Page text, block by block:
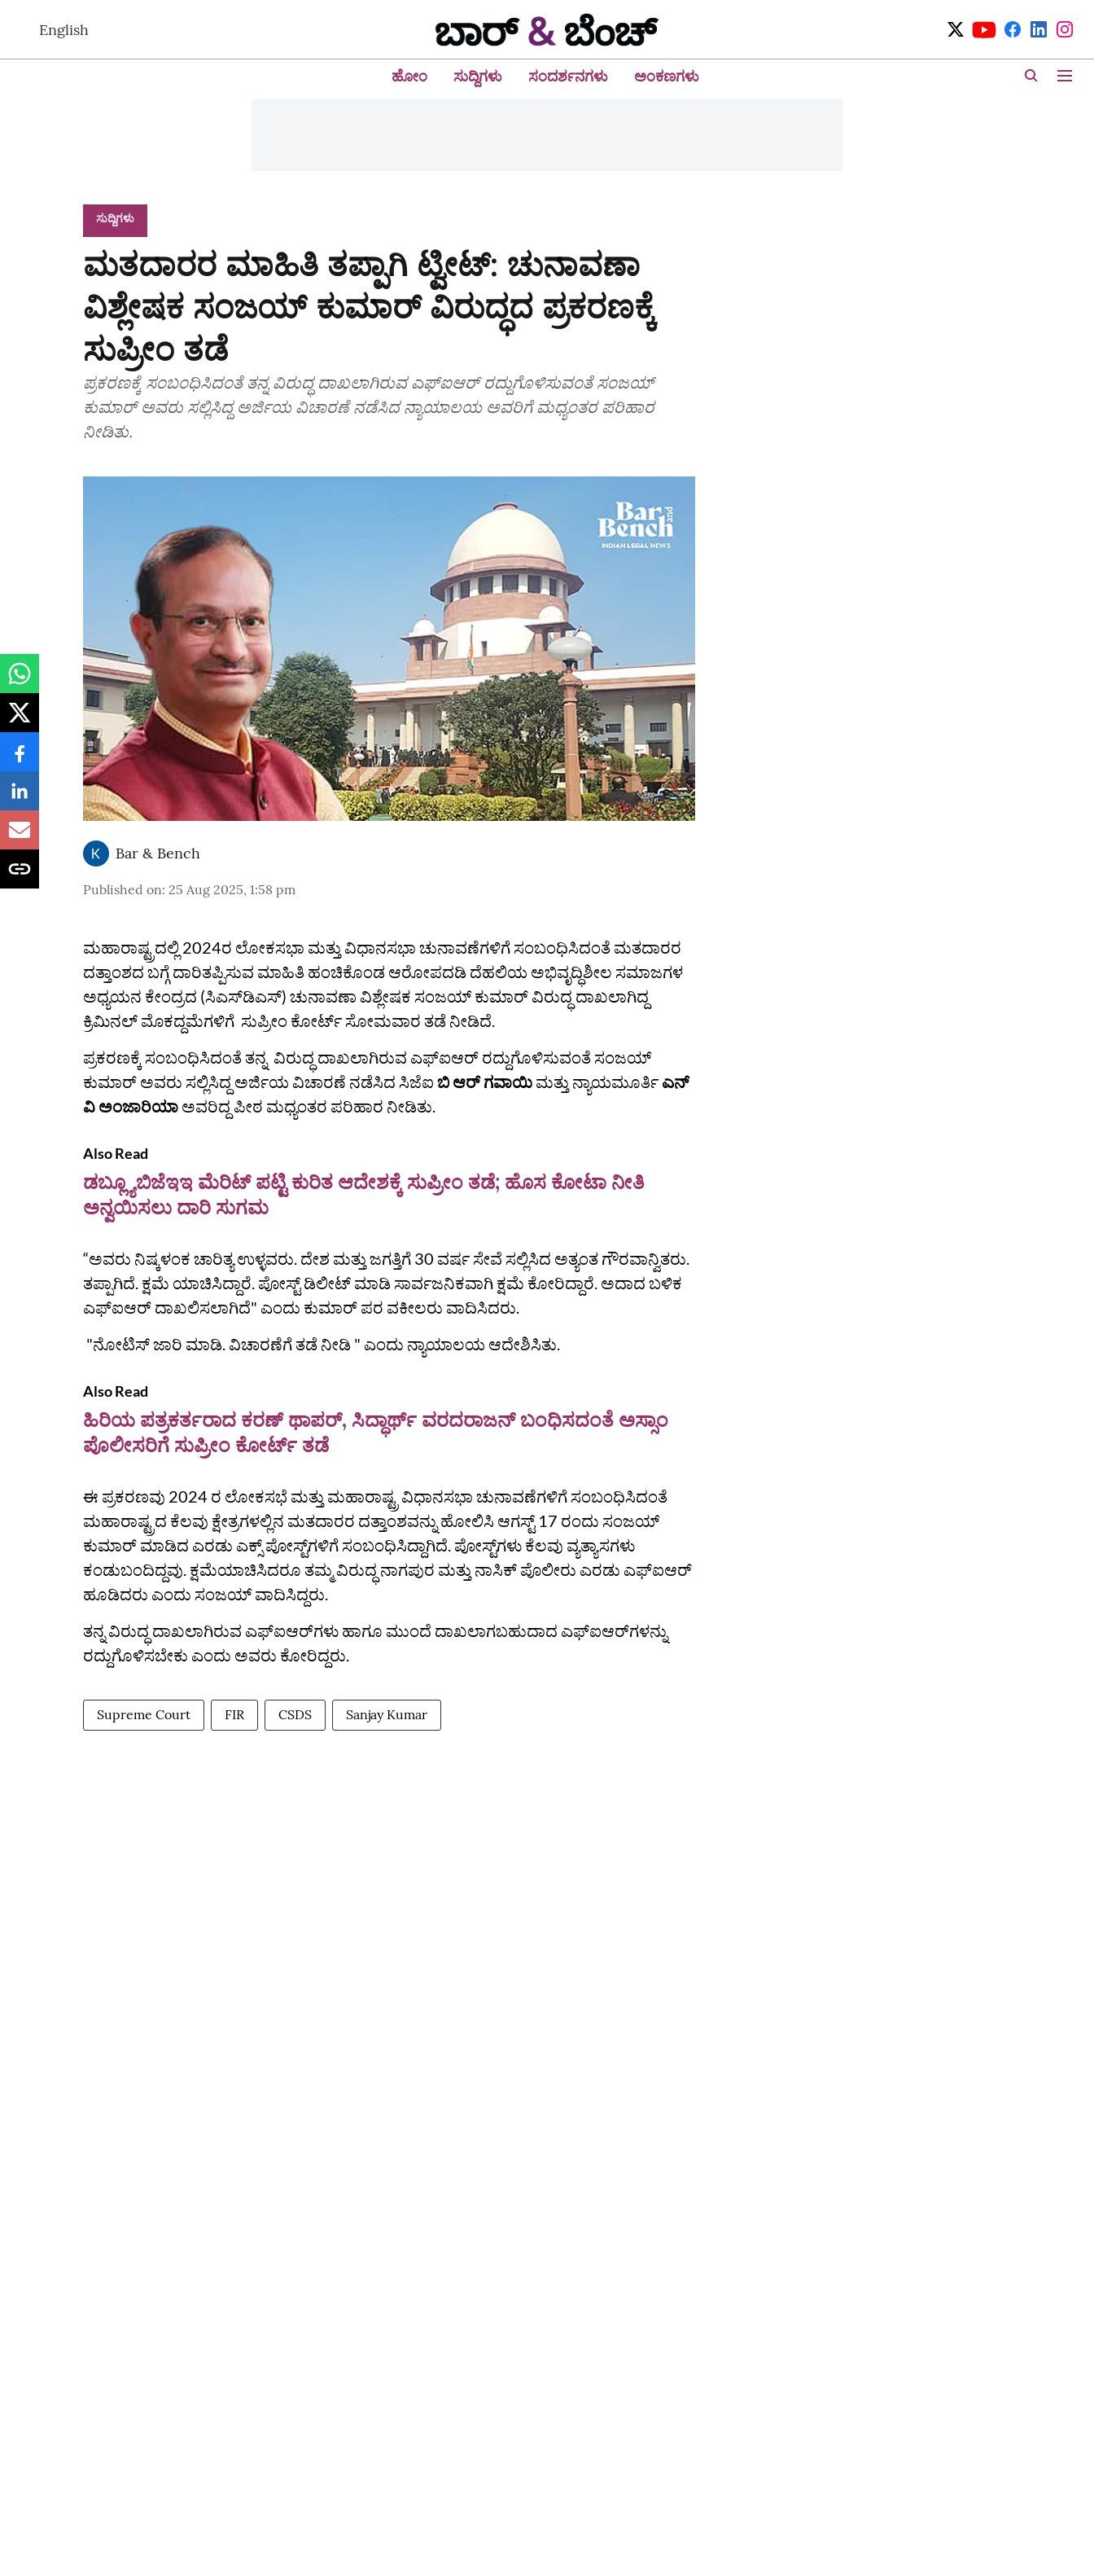
English
ಹೋಂ ಸುದ್ದಿಗಳು ಸಂದರ್ಶನಗಳು ಅಂಕಣಗಳು
ಸುದ್ದಿಗಳು
ಮತದಾರರ ಮಾಹಿತಿ ತಪ್ಪಾಗಿ ಟ್ವೀಟ್: ಚುನಾವಣಾ
ವಿಶ್ಲೇಷಕ ಸಂಜಯ್ ಕುಮಾರ್ ವಿರುದ್ಧದ ಪ್ರಕರಣಕ್ಕೆ
ಸುಪ್ರೀಂ ತಡೆ
ಪ್ರಕರಣಕ್ಕೆ ಸಂಬಂಧಿಸಿದಂತೆ ತನ್ನ ವಿರುದ್ಧ ದಾಖಲಾಗಿರುವ ಎಫ್ಐಆರ್ ರದ್ದುಗೊಳಿಸುವಂತೆ ಸಂಜಯ್
ಕುಮಾರ್ ಅವರು ಸಲ್ಲಿಸಿದ್ದ ಅರ್ಜಿಯ ವಿಚಾರಣೆ ನಡೆಸಿದ ನ್ಯಾಯಾಲಯ ಅವರಿಗೆ ಮಧ್ಯಂತರ ಪರಿಹಾರ
ನೀಡಿತು.
Bar & Bench
Published on: 25 Aug 2025, 1:58 pm
ಮಹಾರಾಷ್ಟ್ರದಲ್ಲಿ 2024ರ ಲೋಕಸಭಾ ಮತ್ತು ವಿಧಾನಸಭಾ ಚುನಾವಣೆಗಳಿಗೆ ಸಂಬಂಧಿಸಿದಂತೆ ಮತದಾರರ
ದತ್ತಾಂಶದ ಬಗ್ಗೆ ದಾರಿತಪ್ಪಿಸುವ ಮಾಹಿತಿ ಹಂಚಿಕೊಂಡ ಆರೋಪದಡಿ ದೆಹಲಿಯ ಅಭಿವೃದ್ಧಿಶೀಲ ಸಮಾಜಗಳ
ಅಧ್ಯಯನ ಕೇಂದ್ರದ (ಸಿಎಸ್‌ಡಿಎಸ್‌) ಚುನಾವಣಾ ವಿಶ್ಲೇಷಕ ಸಂಜಯ್ ಕುಮಾರ್ ವಿರುದ್ಧ ದಾಖಲಾಗಿದ್ದ
ಕ್ರಿಮಿನಲ್ ಮೊಕದ್ದಮೆಗಳಿಗೆ ಸುಪ್ರೀಂ ಕೋರ್ಟ್ ಸೋಮವಾರ ತಡೆ ನೀಡಿದೆ.
ಪ್ರಕರಣಕ್ಕೆ ಸಂಬಂಧಿಸಿದಂತೆ ತನ್ನ ವಿರುದ್ಧ ದಾಖಲಾಗಿರುವ ಎಫ್ಐಆರ್ ರದ್ದುಗೊಳಿಸುವಂತೆ‌ ಸಂಜಯ್‌
ಕುಮಾರ್ ಅವರು ಸಲ್ಲಿಸಿದ್ದ ಅರ್ಜಿಯ ವಿಚಾರಣೆ ನಡೆಸಿದ ಸಿಜೆಐ ಬಿ ಆರ್‌ ಗವಾಯಿ ಮತ್ತು ನ್ಯಾಯಮೂರ್ತಿ ಎನ್‌
ವಿ ಅಂಜಾರಿಯಾ ಅವರಿದ್ದ ಪೀಠ ಮಧ್ಯಂತರ ಪರಿಹಾರ ನೀಡಿತು.
Also Read
ಡಬ್ಲ್ಯೂಬಿಜೆಇಇ ಮೆರಿಟ್ ಪಟ್ಟಿ ಕುರಿತ ಆದೇಶಕ್ಕೆ ಸುಪ್ರೀಂ ತಡೆ; ಹೊಸ ಕೋಟಾ ನೀತಿ
ಅನ್ವಯಿಸಲು ದಾರಿ ಸುಗಮ
“ಅವರು ನಿಷ್ಕಳಂಕ ಚಾರಿತ್ಯ ಉಳ್ಳವರು. ದೇಶ ಮತ್ತು ಜಗತ್ತಿಗೆ 30 ವರ್ಷ ಸೇವೆ ಸಲ್ಲಿಸಿದ ಅತ್ಯಂತ ಗೌರವಾನ್ವಿತರು.
ತಪ್ಪಾಗಿದೆ. ಕ್ಷಮೆ ಯಾಚಿಸಿದ್ದಾರೆ. ಪೋಸ್ಟ್‌ ಡಿಲೀಟ್‌ ಮಾಡಿ ಸಾರ್ವಜನಿಕವಾಗಿ ಕ್ಷಮೆ ಕೋರಿದ್ದಾರೆ. ಅದಾದ ಬಳಿಕ
ಎಫ್‌ಐಆರ್‌ ದಾಖಲಿಸಲಾಗಿದೆ" ಎಂದು ಕುಮಾರ್‌ ಪರ ವಕೀಲರು ವಾದಿಸಿದರು.
"ನೋಟಿಸ್ ಜಾರಿ ಮಾಡಿ. ವಿಚಾರಣೆಗೆ ತಡೆ ನೀಡಿ " ಎಂದು ನ್ಯಾಯಾಲಯ ಆದೇಶಿಸಿತು.
Also Read
ಹಿರಿಯ ಪತ್ರಕರ್ತರಾದ ಕರಣ್ ಥಾಪರ್, ಸಿದ್ಧಾರ್ಥ್ ವರದರಾಜನ್ ಬಂಧಿಸದಂತೆ ಅಸ್ಸಾಂ
ಪೊಲೀಸರಿಗೆ ಸುಪ್ರೀಂ ಕೋರ್ಟ್ ತಡೆ
ಈ ಪ್ರಕರಣವು 2024 ರ ಲೋಕಸಭೆ ಮತ್ತು ಮಹಾರಾಷ್ಟ್ರ ವಿಧಾನಸಭಾ ಚುನಾವಣೆಗಳಿಗೆ ಸಂಬಂಧಿಸಿದಂತೆ
ಮಹಾರಾಷ್ಟ್ರದ ಕೆಲವು ಕ್ಷೇತ್ರಗಳಲ್ಲಿನ ಮತದಾರರ ದತ್ತಾಂಶವನ್ನು ಹೋಲಿಸಿ ಆಗಸ್ಟ್ 17 ರಂದು ಸಂಜಯ್‌
ಕುಮಾರ್ ಮಾಡಿದ ಎರಡು ಎಕ್ಸ್ ಪೋಸ್ಟ್‌ಗಳಿಗೆ ಸಂಬಂಧಿಸಿದ್ದಾಗಿದೆ. ಪೋಸ್ಟ್‌ಗಳು ಕೆಲವು ವ್ಯತ್ಯಾಸಗಳು
ಕಂಡುಬಂದಿದ್ದವು. ಕ್ಷಮೆಯಾಚಿಸಿದರೂ ತಮ್ಮ ವಿರುದ್ಧ ನಾಗಪುರ ಮತ್ತು ನಾಸಿಕ್‌ ಪೊಲೀರು ಎರಡು ಎಫ್‌ಐಆರ್‌
ಹೂಡಿದರು ಎಂದು ಸಂಜಯ್‌ ವಾದಿಸಿದ್ದರು.
ತನ್ನ ವಿರುದ್ಧ ದಾಖಲಾಗಿರುವ ಎಫ್‌ಐಆರ್‌ಗಳು ಹಾಗೂ ಮುಂದೆ ದಾಖಲಾಗಬಹುದಾದ ಎಫ್‌ಐಆರ್‌ಗಳನ್ನು
ರದ್ದುಗೊಳಿಸಬೇಕು ಎಂದು ಅವರು ಕೋರಿದ್ದರು.
Supreme Court FIR CSDS Sanjay Kumar